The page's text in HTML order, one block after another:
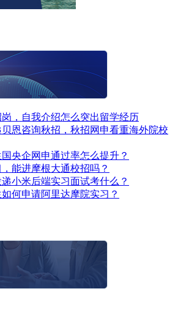
，自我介绍怎么突出留学经历
恩咨询秋招，秋招网申看重海外院校
央企网申通过率怎么提升？
能进摩根大通校招吗？
小米后端实习面试考什么？
何申请阿里达摩院实习？